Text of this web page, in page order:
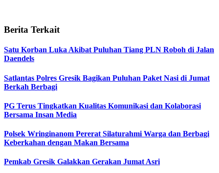
Berita Terkait
Satu Korban Luka Akibat Puluhan Tiang PLN Roboh di Jalan
Daendels
Satlantas Polres Gresik Bagikan Puluhan Paket Nasi di Jumat
Berkah Berbagi
PG Terus Tingkatkan Kualitas Komunikasi dan Kolaborasi
Bersama Insan Media
Polsek Wringinanom Pererat Silaturahmi Warga dan Berbagi
Keberkahan dengan Makan Bersama
Pemkab Gresik Galakkan Gerakan Jumat Asri